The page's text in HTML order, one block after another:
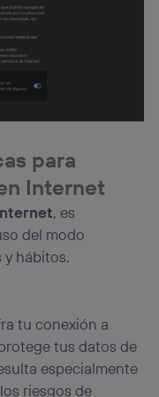
para
Internet
, es
del modo
hábitos.
tu conexión a
tus datos de
especialmente
riesgos de
ancha
función de las
del hogar
será más
esta página web o
Utiq
consulta